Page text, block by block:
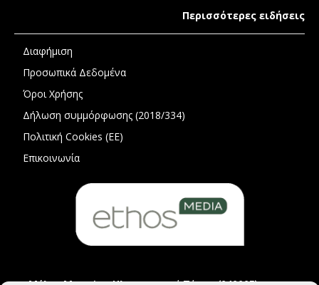
Περισσότερες ειδήσεις
Διαφήμιση
Προσωπικά Δεδομένα
Όροι Χρήσης
Δήλωση συμμόρφωσης (2018/334)
Πολιτική Cookies (ΕΕ)
Επικοινωνία